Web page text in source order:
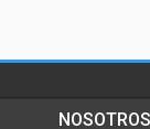
NOSOTROS